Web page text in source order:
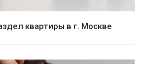
квартиры в г. Москве